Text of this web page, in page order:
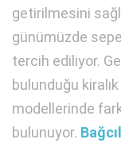
getirilmesini
günümüzde
tercih ediliyor.
bulunduğu
modellerinde
bulunuyor.